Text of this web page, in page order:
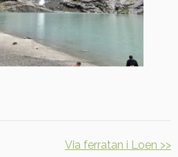
Via ferratan i Loen >>